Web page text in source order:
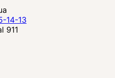
14-13
911